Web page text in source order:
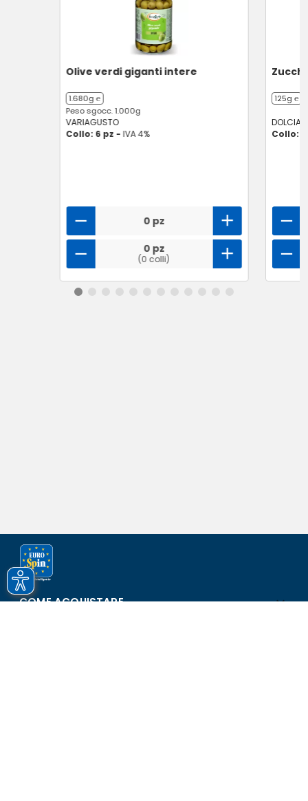
Olive verdi giganti intere
1.680g ℮
Peso sgocc. 1.000g
VARIAGUSTO
Collo: 6 pz - IVA 4%
0 pz
0 pz
(0 colli)
125g ℮
Collo:
COME ACQUISTARE